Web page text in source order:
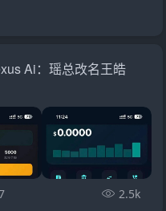
Ai：瑶总改名王皓
2.5k